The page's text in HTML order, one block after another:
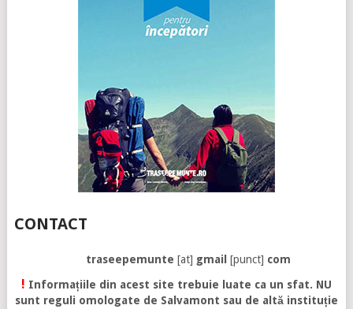
CONTACT
traseepemunte [at] gmail [punct] com
! Informațiile din acest site trebuie luate ca un sfat. NU
sunt reguli omologate de Salvamont sau de altă instituție